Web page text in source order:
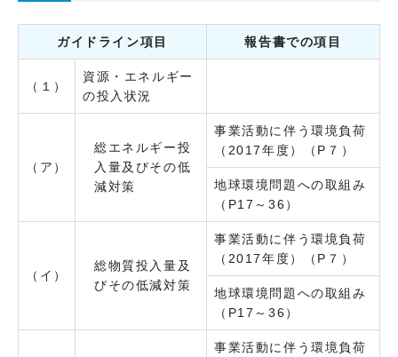
ガイドライン項目 報告書での項目
（１）
資源・エネルギー
の投入状況
（ア）
総エネルギー投
入量及びその低
減対策
事業活動に伴う環境負荷
（2017年度）（P７）
地球環境問題への取組み
（P17～36）
（イ）
総物質投入量及
びその低減対策
事業活動に伴う環境負荷
（2017年度）（P７）
地球環境問題への取組み
（P17～36）
事業活動に伴う環境負荷